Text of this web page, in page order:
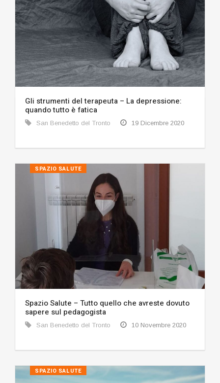
Gli strumenti del terapeuta – La depressione:
quando tutto è fatica
San Benedetto del Tronto 19 Dicembre 2020
SPAZIO SALUTE
Spazio Salute – Tutto quello che avreste dovuto
sapere sul pedagogista
San Benedetto del Tronto 10 Novembre 2020
SPAZIO SALUTE